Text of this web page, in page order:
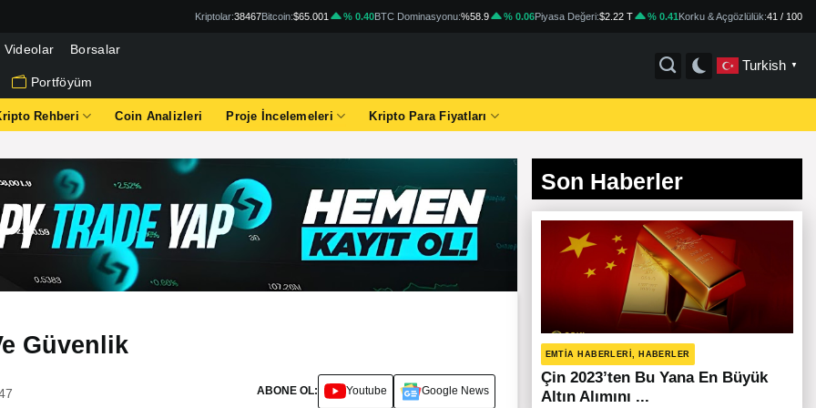
Kriptolar:38467Bitcoin:$65.001 % 0.40BTC Dominasyonu:%58.9 % 0.06Piyasa Değeri:$2.22 T % 0.41Korku & Açgözlülük:41 / 100
Videolar Borsalar
Portföyüm
Turkish ▼
Rehberi Coin Analizleri Proje İncelemeleri Kripto Para Fiyatları
Güvenlik
ABONE OL: Youtube Google News
Son Haberler
EMTIA HABERLERI, HABERLER
Çin 2023’ten Bu Yana En Büyük
Altın Alımını ...